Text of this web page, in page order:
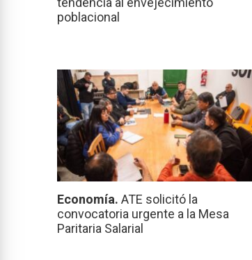
poblacional
Economía. ATE solicitó la
convocatoria urgente a la Mesa
Paritaria Salarial